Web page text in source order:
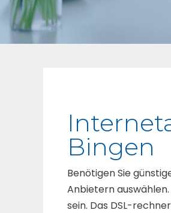
Bingen
Benötigen Sie
Anbietern
sein. Das DSL-